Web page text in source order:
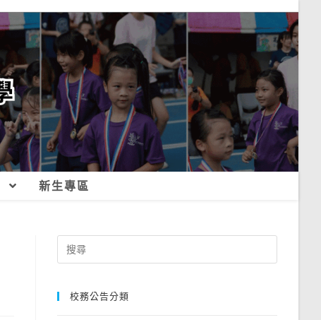
新生專區
Search
for:
校務公告分類